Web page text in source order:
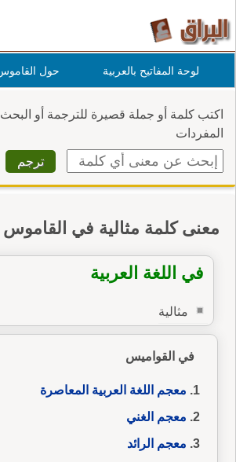
لوحة المفاتيح بالعربية حول
اكتب كلمة أو جملة قصيرة للترجمة أو
المفردات
معنى كلمة مثالية في القاموس
في اللغة العربية
مثالية
في القواميس
معجم اللغة العربية المعاصرة
معجم الغني
معجم الرائد